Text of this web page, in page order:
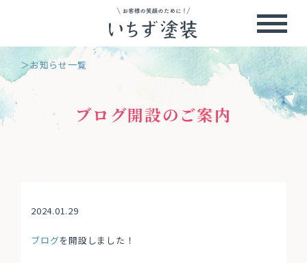
＞お知らせ一覧
ブログ開設のご案内
2024.01.29
ブログを開設しました！